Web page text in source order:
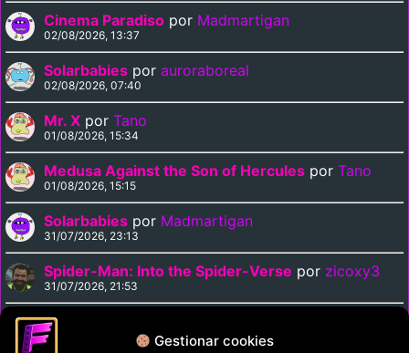
Gestionar cookies
Cinema Paradiso por Madmartigan
02/08/2026, 13:37
Solarbabies por auroraboreal
02/08/2026, 07:40
Mr. X por Tano
01/08/2026, 15:34
Medusa Against the Son of Hercules por Tano
01/08/2026, 15:15
Solarbabies por Madmartigan
31/07/2026, 23:13
Spider-Man: Into the Spider-Verse por zicoxy3
31/07/2026, 21:53
Arrival
31/07/2026, 21:33